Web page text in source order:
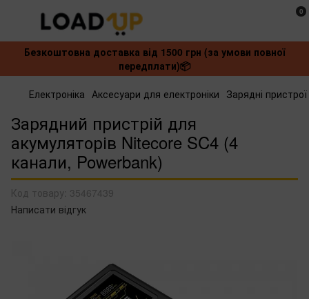
0
Безкоштовна доставка від 1500 грн (за умови повної
передплати)📦
Електроніка Аксесуари для електроніки Зарядні
Зарядний пристрій для
акумуляторів Nitecore SC4 (4
канали, Powerbank)
Код товару: 35467439
Написати відгук